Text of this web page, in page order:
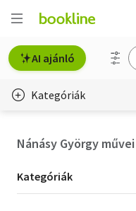
AI ajánló
Kategóriák
Nánásy György művei
Kategória
szűrés
Kategóriák